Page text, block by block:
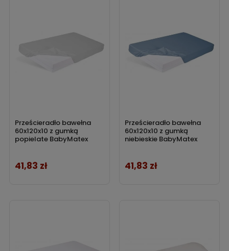
Prześcieradło bawełna
60x120x10 z gumką
popielate BabyMatex
Cena
41,83 zł
Prześcieradło bawełna
60x120x10 z gumką
niebieskie BabyMatex
Cena
41,83 zł